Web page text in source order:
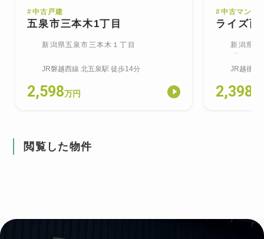
#中古戸建
五泉市三本木1丁目
新潟県五泉市三本木１丁目
JR磐越西線北五泉駅 徒歩14分
2,598万円
#中古マンシ
ライズ西
新潟県新
町
JR越後線
2,398
閲覧した物件